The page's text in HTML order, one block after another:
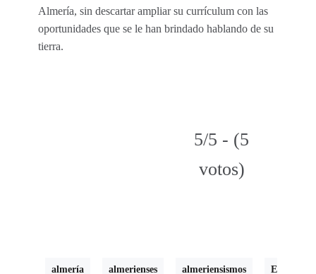
Almería, sin descartar ampliar su currículum con las
oportunidades que se le han brindado hablando de su
tierra.
5/5 - (5
votos)
almería almerienses almeriensismos
E